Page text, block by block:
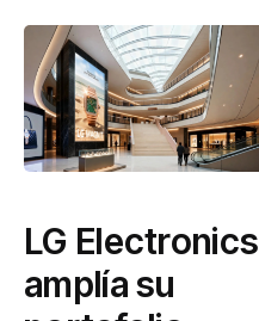
LG Electronics
amplía su